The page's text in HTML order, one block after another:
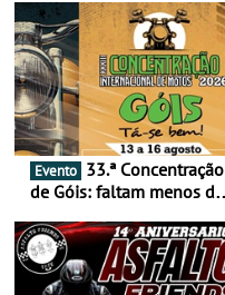
Evento
de Góis: faltam menos de
16 de agosto